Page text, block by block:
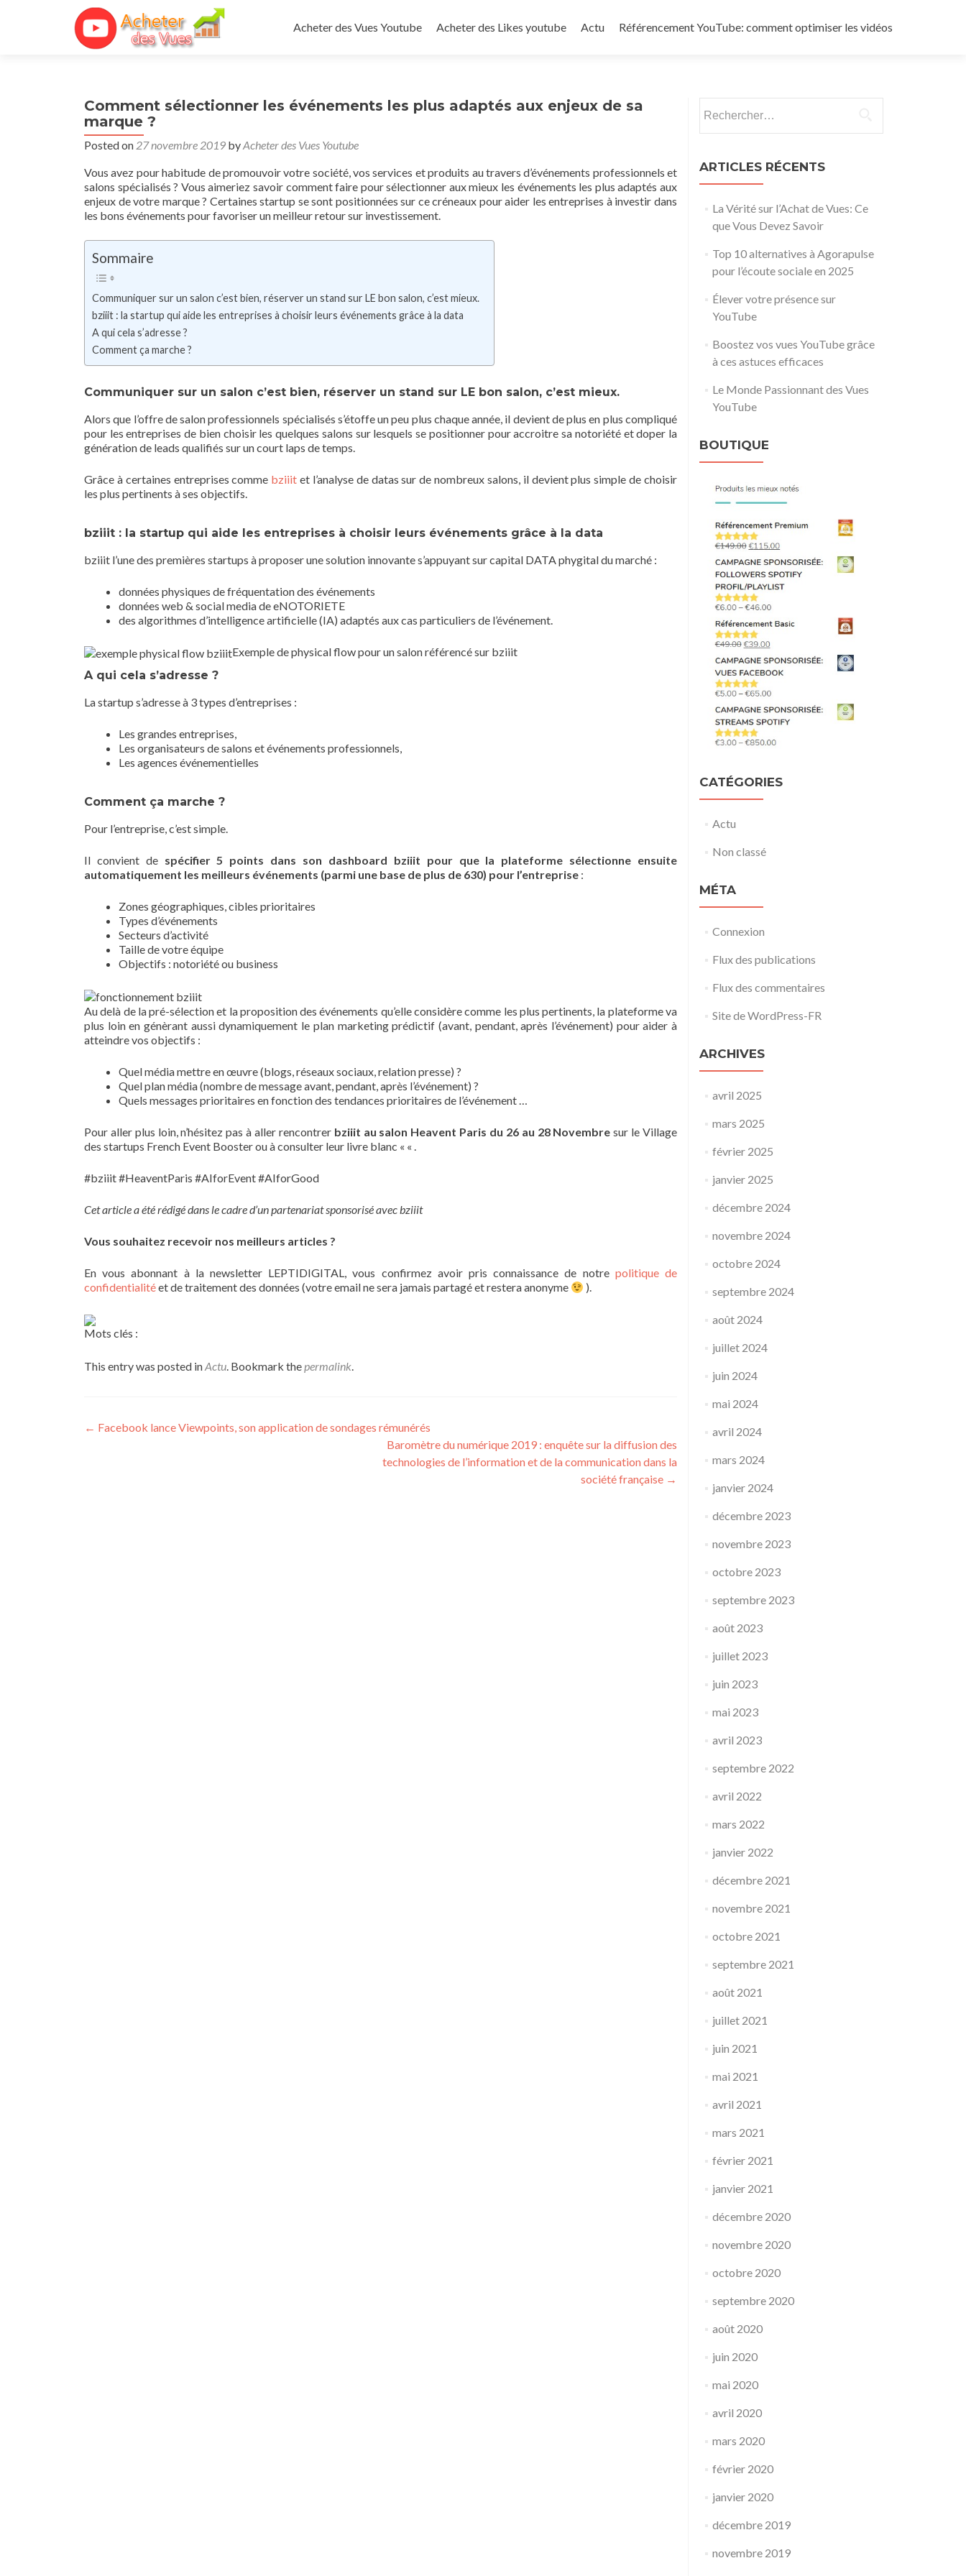
Acheter des Vues Youtube
Acheter des Likes youtube Actu Référencement YouTube: comment optimiser les vidéos
Comment sélectionner les événements les plus adaptés aux enjeux de sa
marque ?
Posted on 27 novembre 2019 byAcheter des Vues Youtube
Vous avez pour habitude de promouvoir votre société, vos services et produits au travers d’événements professionnels et
salons spécialisés ? Vous aimeriez savoir comment faire pour sélectionner aux mieux les événements les plus adaptés aux
enjeux de votre marque ? Certaines startup se sont positionnées sur ce créneaux pour aider les entreprises à investir dans
les bons événements pour favoriser un meilleur retour sur investissement.
Sommaire
Communiquer sur un salon c’est bien, réserver un stand sur LE bon salon, c’est mieux.
bziiit : la startup qui aide les entreprises à choisir leurs événements grâce à la data
A qui cela s’adresse ?
Comment ça marche ?
Communiquer sur un salon c’est bien, réserver un stand sur LE bon salon, c’est mieux.
Alors que l’offre de salon professionnels spécialisés s’étoffe un peu plus chaque année, il devient de plus en plus compliqué
pour les entreprises de bien choisir les quelques salons sur lesquels se positionner pour accroitre sa notoriété et doper la
génération de leads qualifiés sur un court laps de temps.
Grâce à certaines entreprises comme bziiit et l’analyse de datas sur de nombreux salons, il devient plus simple de choisir
les plus pertinents à ses objectifs.
bziiit : la startup qui aide les entreprises à choisir leurs événements grâce à la data
bziiit l’une des premières startups à proposer une solution innovante s’appuyant sur capital DATA phygital du marché :
données physiques de fréquentation des événements
données web & social media de eNOTORIETE
des algorithmes d’intelligence artificielle (IA) adaptés aux cas particuliers de l’événement.
Exemple de physical flow pour un salon référencé sur bziiit
A qui cela s’adresse ?
La startup s’adresse à 3 types d’entreprises :
Les grandes entreprises,
Les organisateurs de salons et événements professionnels,
Les agences événementielles
Comment ça marche ?
Pour l’entreprise, c’est simple.
Il convient de spécifier 5 points dans son dashboard bziiit pour que la plateforme sélectionne ensuite
automatiquement les meilleurs événements (parmi une base de plus de 630) pour l’entreprise :
Zones géographiques, cibles prioritaires
Types d’événements
Secteurs d’activité
Taille de votre équipe
Objectifs : notoriété ou business
Au delà de la pré-sélection et la proposition des événements qu’elle considère comme les plus pertinents, la plateforme va
plus loin en génèrant aussi dynamiquement le plan marketing prédictif (avant, pendant, après l’événement) pour aider à
atteindre vos objectifs :
Quel média mettre en œuvre (blogs, réseaux sociaux, relation presse) ?
Quel plan média (nombre de message avant, pendant, après l’événement) ?
Quels messages prioritaires en fonction des tendances prioritaires de l’événement …
Pour aller plus loin, n’hésitez pas à aller rencontrer bziiit au salon Heavent Paris du 26 au 28 Novembre sur le Village
des startups French Event Booster ou à consulter leur livre blanc « « .
#bziiit #HeaventParis #AIforEvent #AIforGood
Cet article a été rédigé dans le cadre d’un partenariat sponsorisé avec bziiit
Vous souhaitez recevoir nos meilleurs articles ?
En vous abonnant à la newsletter LEPTIDIGITAL, vous confirmez avoir pris connaissance de notre politique de
confidentialitéet de traitement des données (votre email ne sera jamais partagé et restera anonyme ).
Mots clés :
This entry was posted inActu. Bookmark thepermalink.
Post navigation
← Facebook lance Viewpoints, son application de sondages rémunérés
Baromètre du numérique 2019 : enquête sur la diffusion des
technologies de l’information et de la communication dans la
société française →
ARTICLES RÉCENTS
La Vérité sur l’Achat de Vues: Ce
que Vous Devez Savoir
Top 10 alternatives à Agorapulse
pour l’écoute sociale en 2025
Élever votre présence sur
YouTube
Boostez vos vues YouTube grâce
à ces astuces efficaces
Le Monde Passionnant des Vues
YouTube
BOUTIQUE
CATÉGORIES
Actu
Non classé
MÉTA
Connexion
Flux des publications
Flux des commentaires
Site de WordPress-FR
ARCHIVES
avril 2025
mars 2025
février 2025
janvier 2025
décembre 2024
novembre 2024
octobre 2024
septembre 2024
août 2024
juillet 2024
juin 2024
mai 2024
avril 2024
mars 2024
janvier 2024
décembre 2023
novembre 2023
octobre 2023
septembre 2023
août 2023
juillet 2023
juin 2023
mai 2023
avril 2023
septembre 2022
avril 2022
mars 2022
janvier 2022
décembre 2021
novembre 2021
octobre 2021
septembre 2021
août 2021
juillet 2021
juin 2021
mai 2021
avril 2021
mars 2021
février 2021
janvier 2021
décembre 2020
novembre 2020
octobre 2020
septembre 2020
août 2020
juin 2020
mai 2020
avril 2020
mars 2020
février 2020
janvier 2020
décembre 2019
novembre 2019